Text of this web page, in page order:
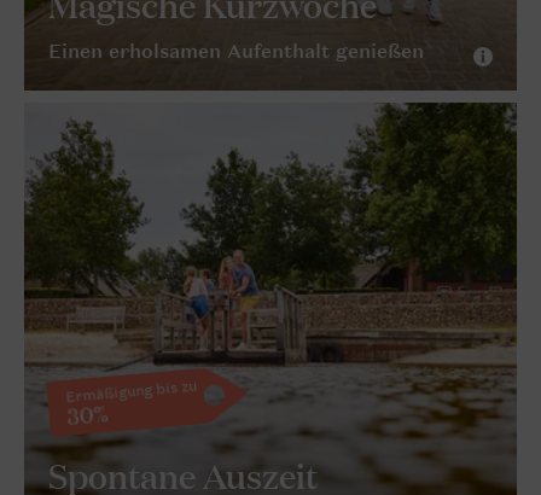
Einen erholsamen Aufenthalt genießen
Ermäßigung bis zu
30%
Spontane Auszeit